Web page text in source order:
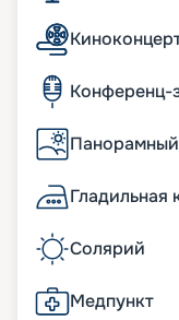
Конференц-
Гладильная
Солярий
Медпункт